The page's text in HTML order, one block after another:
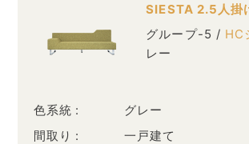
SIESTA 2.5人掛
グループ-5 / HC
レー
色系統
グレー
間取り
一戸建て